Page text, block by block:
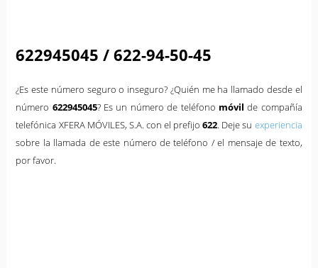
622945045 / 622-94-50-45
¿Es este número seguro o inseguro? ¿Quién me ha llamado desde el
número 622945045? Es un número de teléfono móvil de compañía
telefónica XFERA MÓVILES, S.A. con el prefijo622. Deje su experiencia
sobre la llamada de este número de teléfono / el mensaje de texto,
por favor.